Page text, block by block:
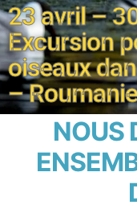
23 avril –
Excursion
oiseaux
–
NOUS